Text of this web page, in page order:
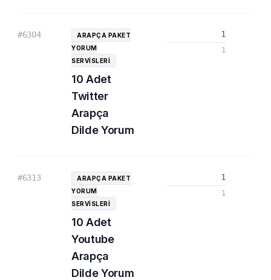
#6304
ARAPÇA PAKET
YORUM
SERVISLERI
10 Adet
Twitter
Arapça
Dilde Yorum
1
1
#6313
ARAPÇA PAKET
YORUM
SERVISLERI
10 Adet
Youtube
Arapça
Dilde Yorum
1
1